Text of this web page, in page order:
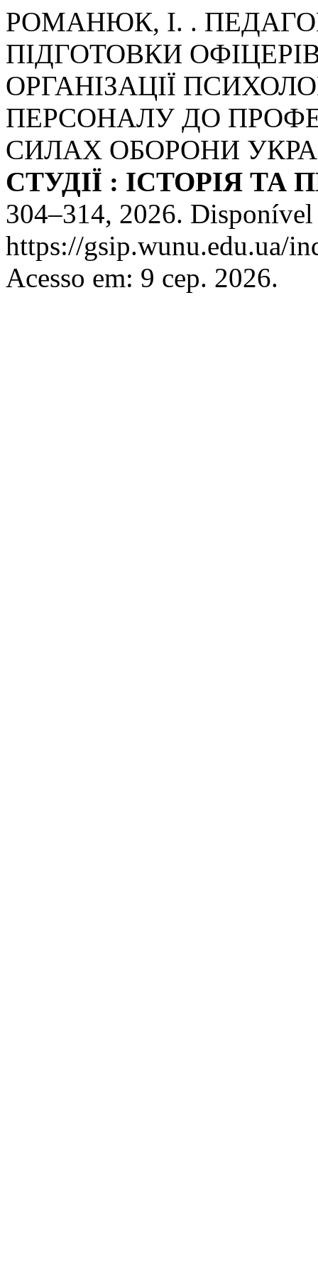
РОМАНЮК, І. .
ПІДГОТОВКИ
ОРГАНІЗАЦІЇ
ПЕРСОНАЛУ ДО
СИЛАХ ОБОРОНИ
СТУДІЇ : ІСТОРІЯ ТА
304–314, 2026. Disponível
https://gsip.wunu.edu.ua/
Acesso em: 9 сер. 2026.